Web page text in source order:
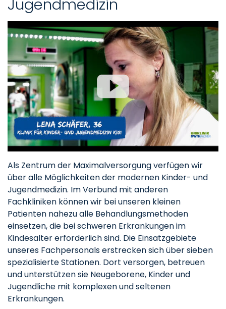
Als Zentrum der Maximalversorgung verfügen wir
über alle Möglichkeiten der modernen Kinder- und
Jugendmedizin. Im Verbund mit anderen
Fachkliniken können wir bei unseren kleinen
Patienten nahezu alle Behandlungsmethoden
einsetzen, die bei schweren Erkrankungen im
Kindesalter erforderlich sind. Die Einsatzgebiete
unseres Fachpersonals erstrecken sich über sieben
spezialisierte Stationen. Dort versorgen, betreuen
und unterstützen sie Neugeborene, Kinder und
Jugendliche mit komplexen und seltenen
Erkrankungen.